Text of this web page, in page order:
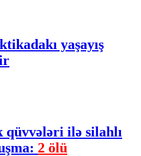
yaşayış
ilə silahlı
2 ölü